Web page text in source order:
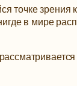
точке
в мире